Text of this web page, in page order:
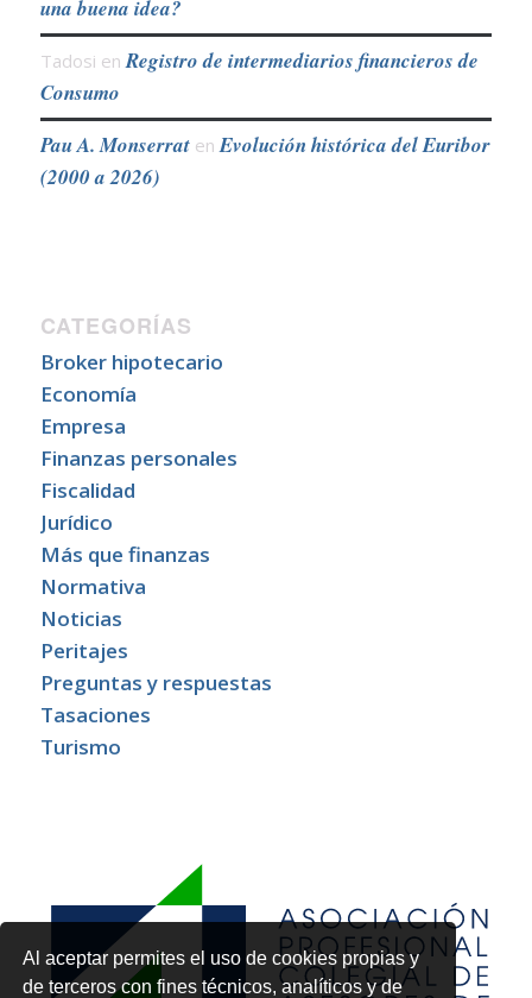
Al aceptar permites el uso de cookies propias y
de terceros con fines técnicos, analíticos y de
una buena idea?
Tadosi en Registro de intermediarios financieros de
Consumo
Pau A. Monserraten Evolución histórica del Euribor
(2000 a 2026)
CATEGORÍAS
Broker hipotecario
Economía
Empresa
Finanzas personales
Fiscalidad
Jurídico
Más que finanzas
Normativa
Noticias
Peritajes
Preguntas y respuestas
Tasaciones
Turismo